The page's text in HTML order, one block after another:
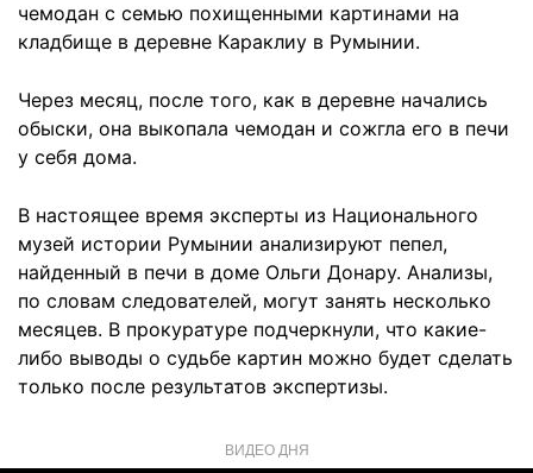
чемодан с семью похищенными картинами на
кладбище в деревне Караклиу в Румынии.
Через месяц, после того, как в деревне начались
обыски, она выкопала чемодан и сожгла его в печи
у себя дома.
В настоящее время эксперты из Национального
музей истории Румынии анализируют пепел,
найденный в печи в доме Ольги Донару. Анализы,
по словам следователей, могут занять несколько
месяцев. В прокуратуре подчеркнули, что какие-
либо выводы о судьбе картин можно будет сделать
только после результатов экспертизы.
ВИДЕО ДНЯ